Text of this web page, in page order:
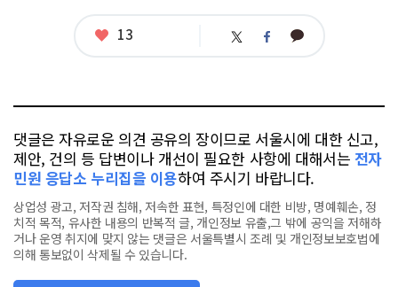
좋
13 트 페 카
댓글은 자유로운 의견 공유의 장이므로 서울시에 대한 신고,
제안, 건의 등 답변이나 개선이 필요한 사항에 대해서는 전자
민원 응답소 누리집을 이용하여 주시기 바랍니다.
상업성 광고, 저작권 침해, 저속한 표현, 특정인에 대한 비방, 명예훼손, 정
치적 목적, 유사한 내용의 반복적 글, 개인정보 유출,그 밖에 공익을 저해하
거나 운영 취지에 맞지 않는 댓글은 서울특별시 조례 및 개인정보보호법에
의해 통보없이 삭제될 수 있습니다.